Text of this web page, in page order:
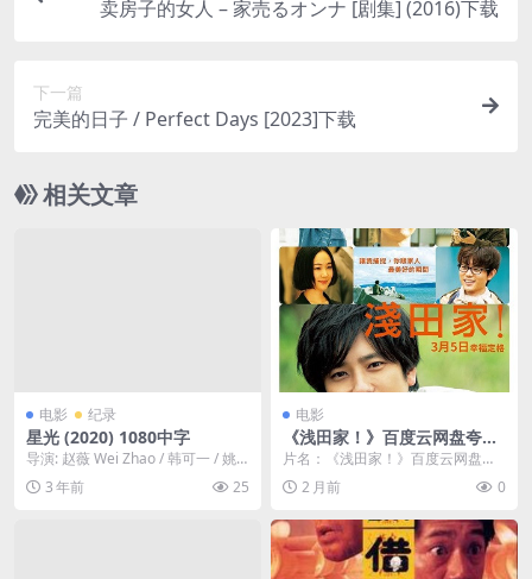
卖房子的女人 – 家売るオンナ [剧集] (2016)下载
下一篇
完美的日子 / Perfect Days [2023]下载
相关文章
电影 纪录
星光 (2020) 1080中字
导演: 赵薇 Wei Zhao / 韩可一 / 姚
庆涛 / 宋林国 / 刘易樵 ...
3 年前 25
电影
《浅田家！》百度云网盘夸克
下载.阿里云盘.中字.(2020)
片名：《浅田家！》百度云网盘夸
克下载.阿里云盘.中字.(2020) 分
类：电影 ...
2 月前 0